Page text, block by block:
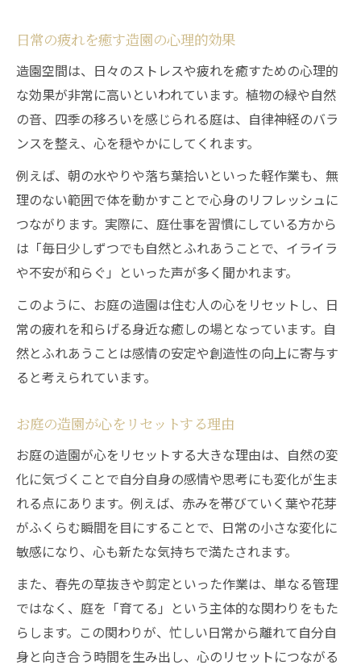
造園が家族に与える季節ごとの気づき
春先の草抜きが体と心にもたらす効果とは
造園作業で体を動かし健康を実感する
春先の草抜きが心に与える造園の恵み
草抜きを通じて造園の本質に触れる日々
造園における手入れが生む精神の安定
過不足を整え中庸へ導く小さな造園空間
造園が生活の過不足を整える理由
中庸へ導く造園空間の活かし方
小さな庭の造園が心に寄り添う瞬間
造園を通じておおらかさを育む秘訣
造園がバランス感覚を養う日常とは
日常の疲れを癒す造園の心理的効果
造園空間は、日々のストレスや疲れを癒すための心理的
な効果が非常に高いといわれています。植物の緑や自然
の音、四季の移ろいを感じられる庭は、自律神経のバラ
ンスを整え、心を穏やかにしてくれます。
例えば、朝の水やりや落ち葉拾いといった軽作業も、無
理のない範囲で体を動かすことで心身のリフレッシュに
つながります。実際に、庭仕事を習慣にしている方から
は「毎日少しずつでも自然とふれあうことで、イライラ
や不安が和らぐ」といった声が多く聞かれます。
このように、お庭の造園は住む人の心をリセットし、日
常の疲れを和らげる身近な癒しの場となっています。自
然とふれあうことは感情の安定や創造性の向上に寄与す
ると考えられています。
お庭の造園が心をリセットする理由
お庭の造園が心をリセットする大きな理由は、自然の変
化に気づくことで自分自身の感情や思考にも変化が生ま
れる点にあります。例えば、赤みを帯びていく葉や花芽
がふくらむ瞬間を目にすることで、日常の小さな変化に
敏感になり、心も新たな気持ちで満たされます。
また、春先の草抜きや剪定といった作業は、単なる管理
ではなく、庭を「育てる」という主体的な関わりをもた
らします。この関わりが、忙しい日常から離れて自分自
身と向き合う時間を生み出し、心のリセットにつながる